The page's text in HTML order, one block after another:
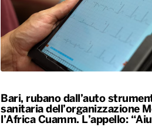
Bari, rubano dall’auto
sanitaria dell’organizzazione
l’Africa Cuamm. L’appello: